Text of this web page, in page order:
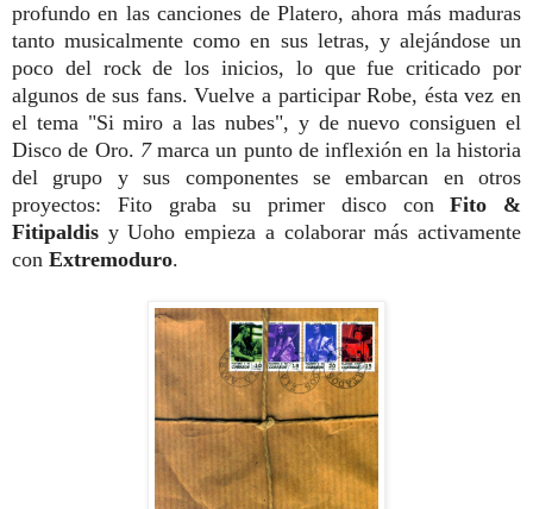
profundo en las canciones de Platero, ahora más maduras
tanto musicalmente como en sus letras, y alejándose un
poco del rock de los inicios, lo que fue criticado por
algunos de sus fans. Vuelve a participar Robe, ésta vez en
el tema "Si miro a las nubes", y de nuevo consiguen el
Disco de Oro. 7marca un punto de inflexión en la historia
del grupo y sus componentes se embarcan en otros
proyectos: Fito graba su primer disco conFito &
Fitipaldis y Uoho empieza a colaborar más activamente
con Extremoduro.